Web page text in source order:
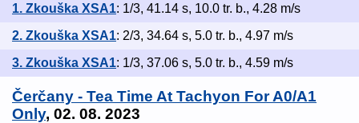
1. Zkouška XSA1: 1/3, 41.14 s, 10.0 tr. b., 4.28 m/s
2. Zkouška XSA1: 2/3, 34.64 s, 5.0 tr. b., 4.97 m/s
3. Zkouška XSA1: 1/3, 37.06 s, 5.0 tr. b., 4.59 m/s
Čerčany - Tea Time At Tachyon For A0/A1
Only, 02. 08. 2023